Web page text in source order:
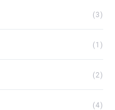
(3)
(1)
(2)
(4)